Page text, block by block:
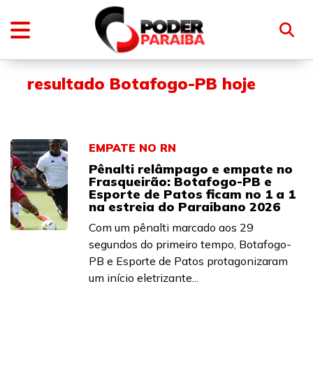
resultado Botafogo-PB hoje
EMPATE NO RN
Pênalti relâmpago e empate no
Frasqueirão: Botafogo-PB e
Esporte de Patos ficam no 1 a 1
na estreia do Paraibano 2026
Com um pênalti marcado aos 29
segundos do primeiro tempo, Botafogo-
PB e Esporte de Patos protagonizaram
um início eletrizante...